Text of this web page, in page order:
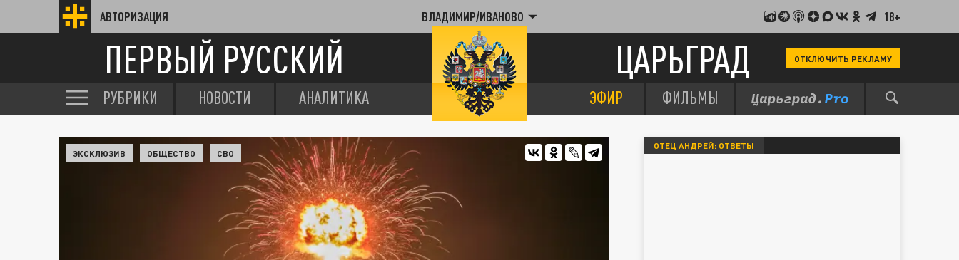
АВТОРИЗАЦИЯ ВЛАДИМИР/ИВАНОВО 18+
ПЕРВЫЙ РУССКИЙ ЦАРЬГРАД ОТКЛЮЧИТЬ РЕКЛАМУ
РУБРИКИ НОВОСТИ АНАЛИТИКА ЭФИР ФИЛЬМЫ
ЭКСКЛЮЗИВ ОБЩЕСТВО СВО
ОТЕЦ АНДРЕЙ: ОТВЕТЫ